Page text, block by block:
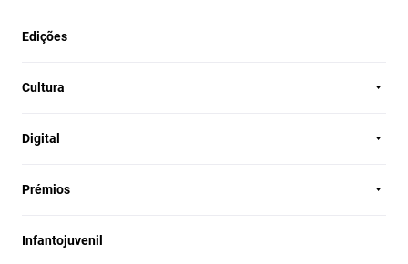
Edições
Cultura
Digital
Prémios
Infantojuvenil